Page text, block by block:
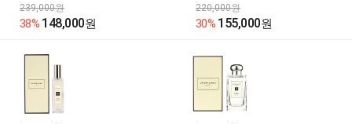
239,000원
38% 148,000원
220,000원
30% 155,000원